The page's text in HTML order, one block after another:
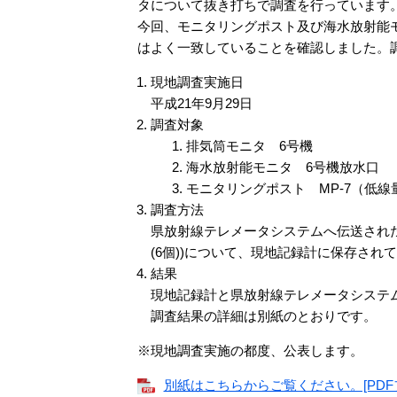
タについて抜き打ちで調査を行っています
今回、モニタリングポスト及び海水放射
はよく一致していることを確認しました
現地調査実施日
平成21年9月29日
調査対象
排気筒モニタ 6号機
海水放射能モニタ 6号機放水口
モニタリングポスト MP-7（低線
調査方法
県放射線テレメータシステムへ伝送され
(6個))について、現地記録計に保存され
結果
現地記録計と県放射線テレメータシス
調査結果の詳細は別紙のとおりです。
※現地調査実施の都度、公表します。
別紙はこちらからご覧ください。